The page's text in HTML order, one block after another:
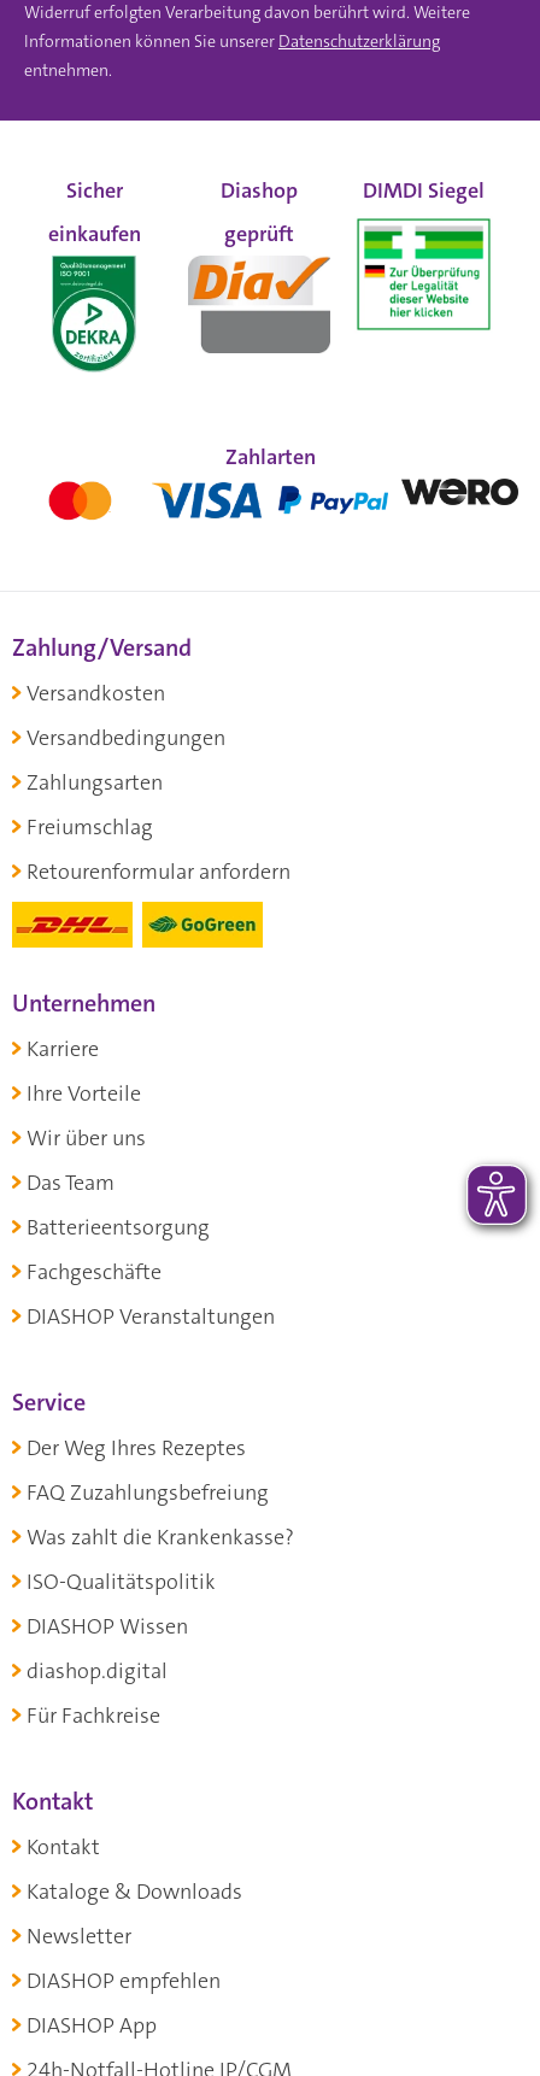
Widerruf erfolgten Verarbeitung davon berührt wird. Weitere
Informationen können Sie unserer Datenschutzerklärung
entnehmen.
Sicher
einkaufen
Diashop
geprüft
DIMDI Siegel
Zahlarten
Zahlung/Versand
Versandkosten
Versandbedingungen
Zahlungsarten
Freiumschlag
Retourenformular anfordern
Unternehmen
Karriere
Ihre Vorteile
Wir über uns
Das Team
Batterieentsorgung
Fachgeschäfte
DIASHOP Veranstaltungen
Service
Der Weg Ihres Rezeptes
FAQ Zuzahlungsbefreiung
Was zahlt die Krankenkasse?
ISO-Qualitätspolitik
DIASHOP Wissen
diashop.digital
Für Fachkreise
Kontakt
Kontakt
Kataloge & Downloads
Newsletter
DIASHOP empfehlen
DIASHOP App
24h-Notfall-Hotline IP/CGM